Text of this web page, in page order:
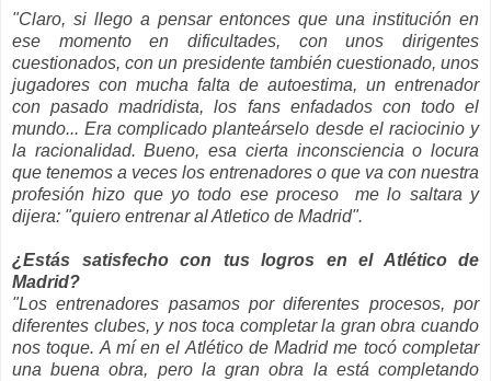
"Claro, si llego a pensar entonces que una institución en
ese momento en dificultades, con unos dirigentes
cuestionados, con un presidente también cuestionado, unos
jugadores con mucha falta de autoestima, un entrenador
con pasado madridista, los fans enfadados con todo el
mundo... Era complicado planteárselo desde el raciocinio y
la racionalidad. Bueno, esa cierta inconsciencia o locura
que tenemos a veces los entrenadores o que va con nuestra
profesión hizo que yo todo ese proceso me lo saltara y
dijera: "quiero entrenar al Atletico de Madrid".
¿Estás satisfecho con tus logros en el Atlético de
Madrid?
"Los entrenadores pasamos por diferentes procesos, por
diferentes clubes, y nos toca completar la gran obra cuando
nos toque. A mí en el Atlético de Madrid me tocó completar
una buena obra, pero la gran obra la está completando